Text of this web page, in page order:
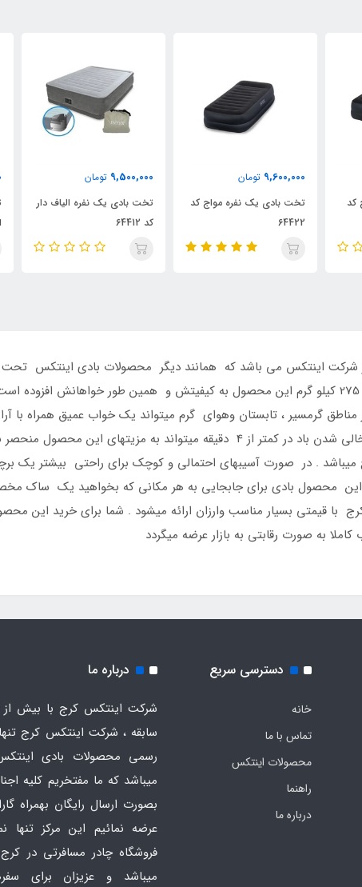
کد
9,500,000 تومان
تخت بادی یک نفره الیاف دار
کد 64412
11,200,000 تومان
تخت بادی دو نفره الیاف دار
اینتکس
اینتکس می باشد که همانند دیگر محصولات بادی اینتکس
گرمسیر ، تابستان وهوای گرم میتواند یک خواب عمیق همراه
. در صورت آسیبهای احتمالی و کوچک برای راحتی بیشتر یک
، این محصول بادی برای جابجایی به هر مکانی که بخواهید یک
به صورت رقابتی به بازار عرضه میگردد
دسترسی سریع
خانه
تماس با ما
محصولات اینتکس
راهنما
درباره ما
درباره ما
شرکت اینتکس کرج با بیش از
سابقه ، شرکت اینتکس کرج
رسمی محصولات بادی
میباشد که ما مفتخریم کلیه
بصورت ارسال رایگان بهمراه
عرضه نمائیم این مرکز تنها
فروشگاه چادر مسافرتی در
میباشد و عزیزان برای